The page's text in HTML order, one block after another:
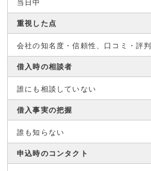
当日中
重視した点
会社の知名度・信頼性、口コミ・評判
借入時の相談者
誰にも相談していない
借入事実の把握
誰も知らない
申込時のコンタクト